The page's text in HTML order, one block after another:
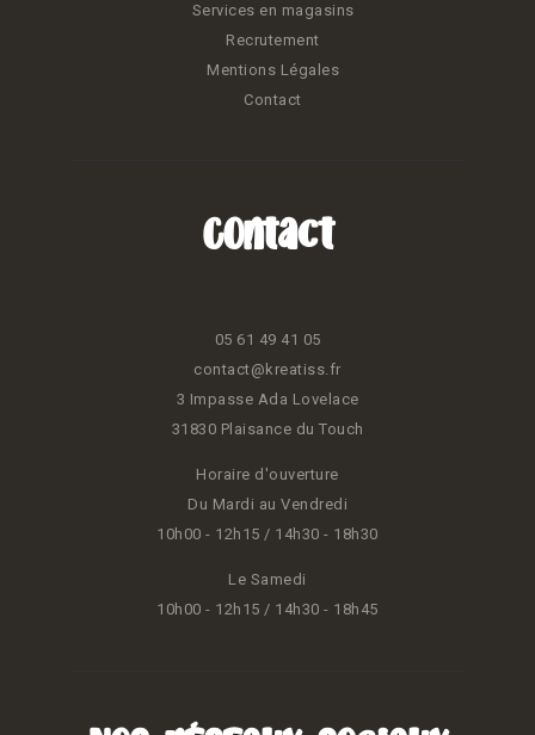
Services en magasins
Recrutement
Mentions Légales
Contact
Contact
05 61 49 41 05
contact@kreatiss.fr
3 Impasse Ada Lovelace
31830 Plaisance du Touch
Horaire d'ouverture
Du Mardi au Vendredi
10h00 - 12h15 / 14h30 - 18h30
Le Samedi
10h00 - 12h15 / 14h30 - 18h45